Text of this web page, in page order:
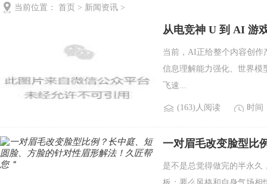
手机频道 手机技巧
当前位置： 首页 > 新闻资讯 >
从电竞神 U 到 AI 游
当前，AI正给整个内容创
信息理解能力强化、世界模
飞速...
(163)人阅读 时间
一对眉毛改变脸型比
是不是总觉得做完的半永久